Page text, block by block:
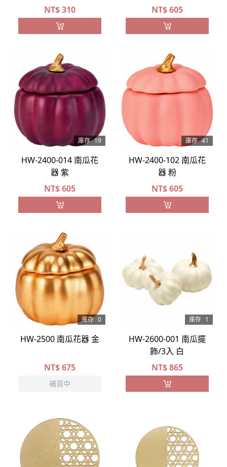
NT$310 NT$605
庫存 19
HW-2400-014 南瓜花
器 紫
NT$605
庫存 41
HW-2400-102 南瓜花
器 粉
NT$605
庫存 0
HW-2500 南瓜花器 金
NT$675
補貨中
庫存 1
HW-2600-001 南瓜擺
飾/3入 白
NT$865